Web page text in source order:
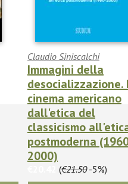
Claudio Siniscalchi
Immagini della
desocializzazione.
cinema americano
dall'etica del
classicismo
postmoderna
2000)
(€21.50-5%)